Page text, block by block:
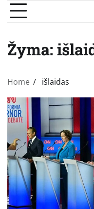
Žyma:
Home išlaidas